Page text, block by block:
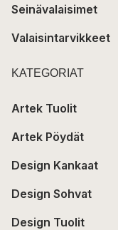
Seinävalaisimet
Valaisintarvikkeet
KATEGORIAT
Artek Tuolit
Artek Pöydät
Design Kankaat
Design Sohvat
Design Tuolit